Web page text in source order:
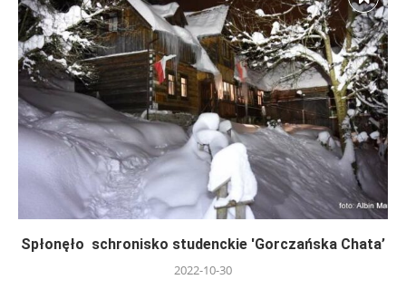
Spłonęło schronisko studenckie 'Gorczańska Chata’
2022-10-30